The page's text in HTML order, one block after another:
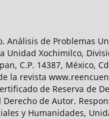
Análisis de Problemas
Unidad Xochimilco,
C.P. 14387, México,
la revista
de Reserva de
Derecho de Autor.
y Humanidades,